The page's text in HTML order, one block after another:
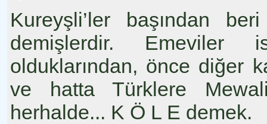
Kureyşli’ler başından
demişlerdir. Emeviler
olduklarından, önce diğer
ve hatta Türklere
herhalde... K Ö L E demek.